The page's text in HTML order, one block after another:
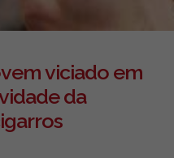
viciado em
da